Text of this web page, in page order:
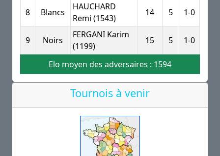
Elo moyen des adversaires : 1594
8 Blancs
HAUCHARD
Remi (1543)
14 5 1-0
9 Noirs
FERGANI Karim
(1199)
15 5 1-0
Tournois à venir